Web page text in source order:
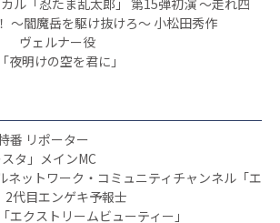
～閻魔岳を駆け抜けろ〜 小松田秀作
ヴェルナー役
夜明けの空を君に」
番 リポーター
タ」メインMC
ネットワーク・コミュニティチャンネル「エ
2代目エンゲキ予報士
エクストリームビューティー」